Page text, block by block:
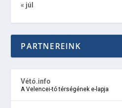
« júl
PARTNEREINK
Vétó.info
A Velencei-tó térségének e-lapja